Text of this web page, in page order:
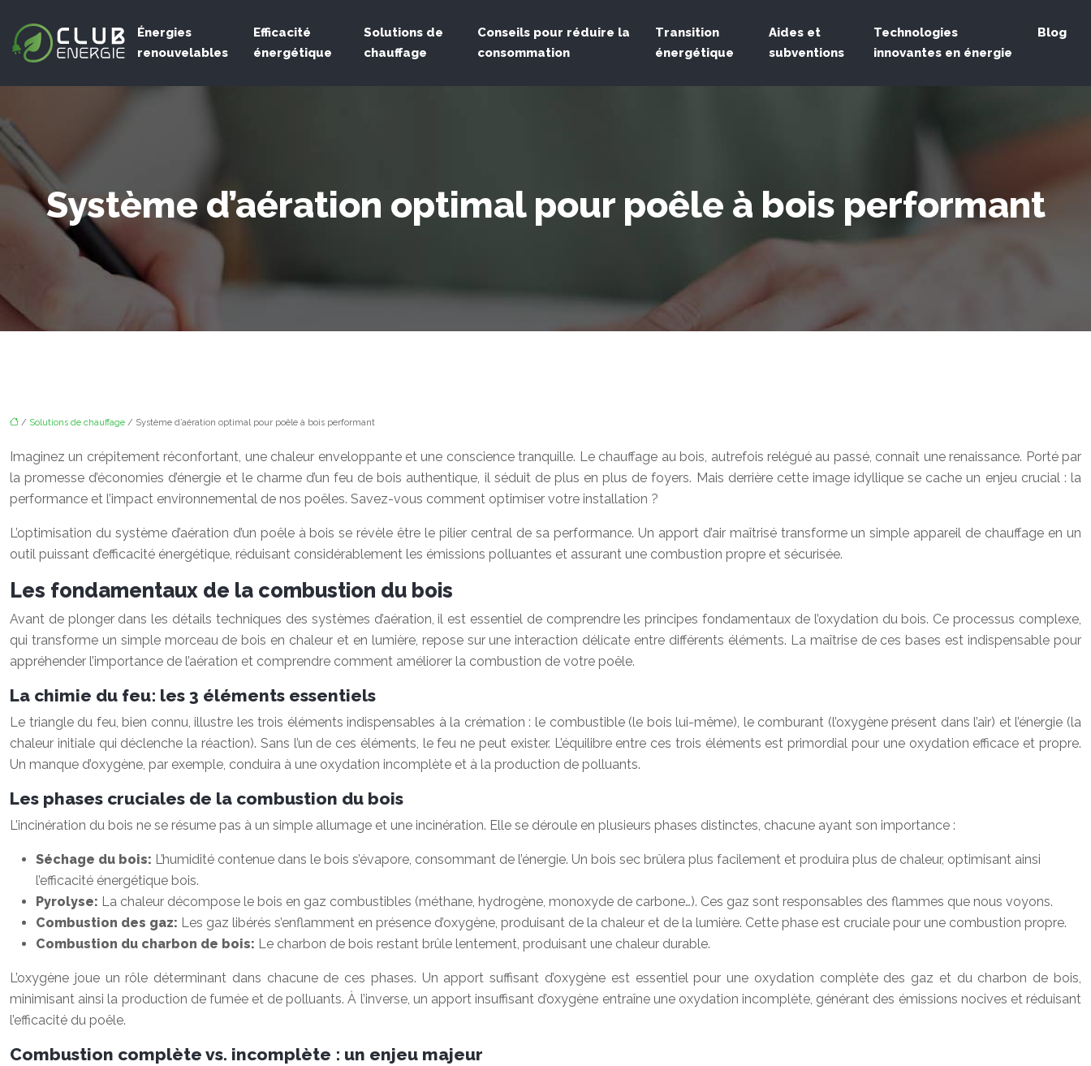
Énergies
renouvelables
Efficacité
énergétique
Solutions de
chauffage
Conseils pour réduire la
consommation
Transition
énergétique
Aides et
subventions
Technologies
innovantes en énergie
Blog
Système d’aération optimal pour poêle à bois performant
/ Solutions de chauffage / Système d’aération optimal pour poêle à bois performant
Imaginez un crépitement réconfortant, une chaleur enveloppante et une conscience tranquille. Le chauffage au bois, autrefois relégué au passé, connaît une renaissance. Porté par
la promesse d’économies d’énergie et le charme d’un feu de bois authentique, il séduit de plus en plus de foyers. Mais derrière cette image idyllique se cache un enjeu crucial : la
performance et l’impact environnemental de nos poêles. Savez-vous comment optimiser votre installation ?
L’optimisation du système d’aération d’un poêle à bois se révèle être le pilier central de sa performance. Un apport d’air maîtrisé transforme un simple appareil de chauffage en un
outil puissant d’efficacité énergétique, réduisant considérablement les émissions polluantes et assurant une combustion propre et sécurisée.
Les fondamentaux de la combustion du bois
Avant de plonger dans les détails techniques des systèmes d’aération, il est essentiel de comprendre les principes fondamentaux de l’oxydation du bois. Ce processus complexe,
qui transforme un simple morceau de bois en chaleur et en lumière, repose sur une interaction délicate entre différents éléments. La maîtrise de ces bases est indispensable pour
appréhender l’importance de l’aération et comprendre comment améliorer la combustion de votre poêle.
La chimie du feu: les 3 éléments essentiels
Le triangle du feu, bien connu, illustre les trois éléments indispensables à la crémation : le combustible (le bois lui-même), le comburant (l’oxygène présent dans l’air) et l’énergie (la
chaleur initiale qui déclenche la réaction). Sans l’un de ces éléments, le feu ne peut exister. L’équilibre entre ces trois éléments est primordial pour une oxydation efficace et propre.
Un manque d’oxygène, par exemple, conduira à une oxydation incomplète et à la production de polluants.
Les phases cruciales de la combustion du bois
L’incinération du bois ne se résume pas à un simple allumage et une incinération. Elle se déroule en plusieurs phases distinctes, chacune ayant son importance :
Séchage du bois: L’humidité contenue dans le bois s’évapore, consommant de l’énergie. Un bois sec brûlera plus facilement et produira plus de chaleur, optimisant ainsi
l’efficacité énergétique bois.
Pyrolyse: La chaleur décompose le bois en gaz combustibles (méthane, hydrogène, monoxyde de carbone…). Ces gaz sont responsables des flammes que nous voyons.
Combustion des gaz: Les gaz libérés s’enflamment en présence d’oxygène, produisant de la chaleur et de la lumière. Cette phase est cruciale pour une combustion propre.
Combustion du charbon de bois: Le charbon de bois restant brûle lentement, produisant une chaleur durable.
L’oxygène joue un rôle déterminant dans chacune de ces phases. Un apport suffisant d’oxygène est essentiel pour une oxydation complète des gaz et du charbon de bois,
minimisant ainsi la production de fumée et de polluants. À l’inverse, un apport insuffisant d’oxygène entraîne une oxydation incomplète, générant des émissions nocives et réduisant
l’efficacité du poêle.
Combustion complète vs. incomplète : un enjeu majeur